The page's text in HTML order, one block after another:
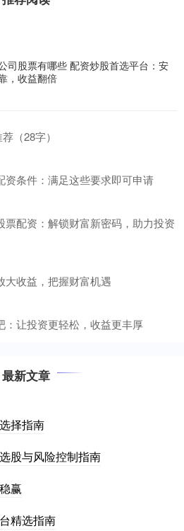
司股票有哪些 配资炒股首选平台：安
，收益翻倍
（28字）
资条件：满足这些要求即可申请
票配资：解锁财富新密码，助力投资
大收益，把握财富机遇
：让投资更轻松，收益更丰厚
最新文章
择指南
股与风险控制指南
赢
精选指南